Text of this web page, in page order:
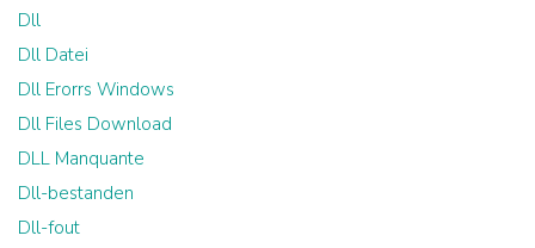
Dll
Dll Datei
Dll Erorrs Windows
Dll Files Download
DLL Manquante
Dll-bestanden
Dll-fout